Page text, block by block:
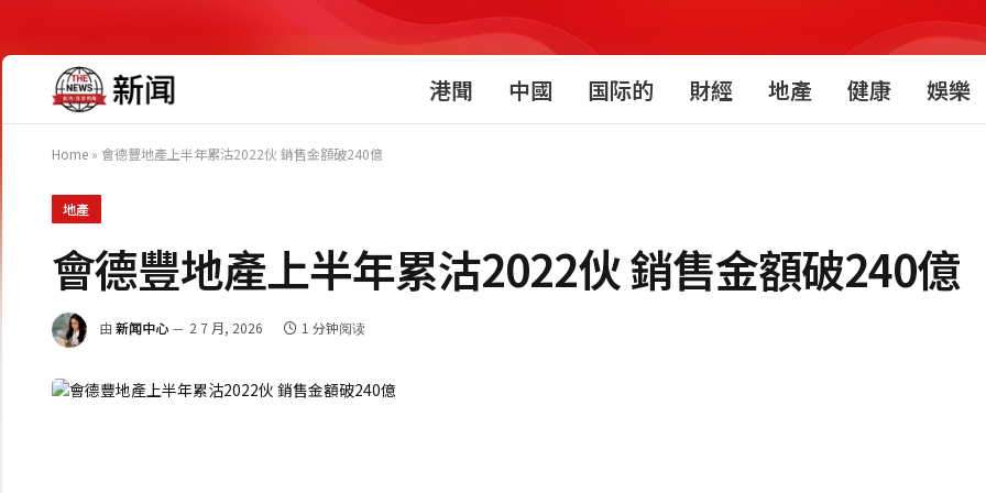
港聞 中國 国际的 財經 地產 健康 娛樂
Home » 會德豐地產上半年累沽2022伙 銷售金額破240億
地產
會德豐地產上半年累沽2022伙 銷售金額破240億
由 新闻中心 2 7 月, 2026 1 分钟阅读